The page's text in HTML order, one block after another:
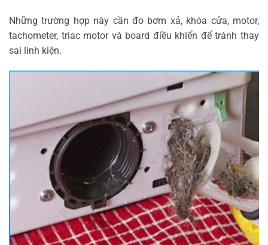
Những trường hợp này cần đo bơm xả, khóa cửa, motor,
tachometer, triac motor và board điều khiển để tránh thay
sai linh kiện.